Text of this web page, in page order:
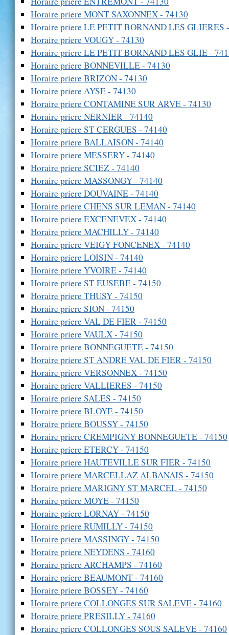
Horaire priere MONT SAXONNEX - 74130
Horaire priere LE PETIT BORNAND LES GLIERES
Horaire priere VOUGY - 74130
Horaire priere LE PETIT BORNAND LES GLIE -
Horaire priere BONNEVILLE - 74130
Horaire priere BRIZON - 74130
Horaire priere AYSE - 74130
Horaire priere CONTAMINE SUR ARVE - 74130
Horaire priere NERNIER - 74140
Horaire priere ST CERGUES - 74140
Horaire priere BALLAISON - 74140
Horaire priere MESSERY - 74140
Horaire priere SCIEZ - 74140
Horaire priere MASSONGY - 74140
Horaire priere DOUVAINE - 74140
Horaire priere CHENS SUR LEMAN - 74140
Horaire priere EXCENEVEX - 74140
Horaire priere MACHILLY - 74140
Horaire priere VEIGY FONCENEX - 74140
Horaire priere LOISIN - 74140
Horaire priere YVOIRE - 74140
Horaire priere ST EUSEBE - 74150
Horaire priere THUSY - 74150
Horaire priere SION - 74150
Horaire priere VAL DE FIER - 74150
Horaire priere VAULX - 74150
Horaire priere BONNEGUETE - 74150
Horaire priere ST ANDRE VAL DE FIER - 74150
Horaire priere VERSONNEX - 74150
Horaire priere VALLIERES - 74150
Horaire priere SALES - 74150
Horaire priere BLOYE - 74150
Horaire priere BOUSSY - 74150
Horaire priere CREMPIGNY BONNEGUETE - 74150
Horaire priere ETERCY - 74150
Horaire priere HAUTEVILLE SUR FIER - 74150
Horaire priere MARCELLAZ ALBANAIS - 74150
Horaire priere MARIGNY ST MARCEL - 74150
Horaire priere MOYE - 74150
Horaire priere LORNAY - 74150
Horaire priere RUMILLY - 74150
Horaire priere MASSINGY - 74150
Horaire priere NEYDENS - 74160
Horaire priere ARCHAMPS - 74160
Horaire priere BEAUMONT - 74160
Horaire priere BOSSEY - 74160
Horaire priere COLLONGES SUR SALEVE - 74160
Horaire priere PRESILLY - 74160
Horaire priere COLLONGES SOUS SALEVE - 74160